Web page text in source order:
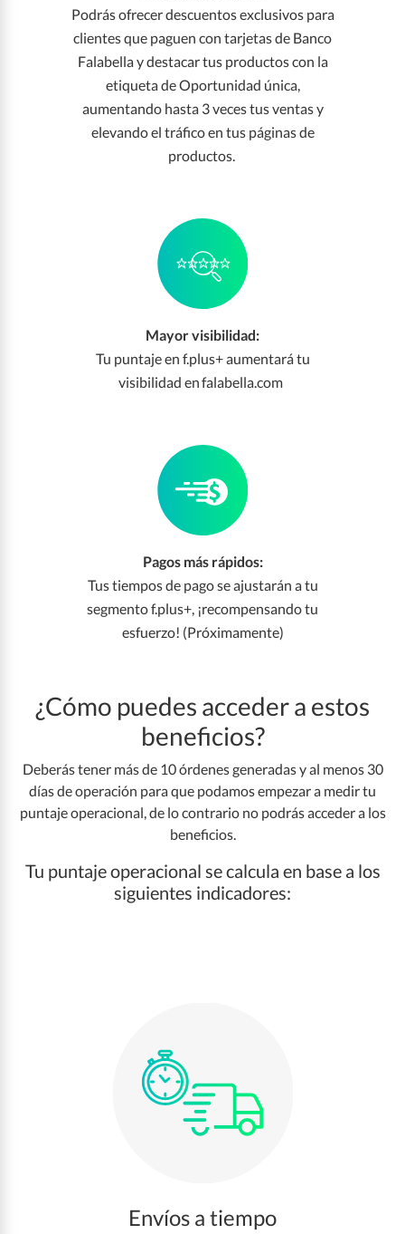
Podrás ofrecer descuentos exclusivos para
clientes que paguen con tarjetas de Banco
Falabella y destacar tus productos con la
etiqueta de Oportunidad única,
aumentando hasta 3 veces tus ventas y
elevando el tráfico en tus páginas de
productos.
Mayor visibilidad:
Tu puntaje en f.plus+ aumentará tu
visibilidad en falabella.com
Pagos más rápidos:
Tus tiempos de pago se ajustarán a tu
segmento f.plus+, ¡recompensando tu
esfuerzo! (Próximamente)
¿Cómo puedes acceder a estos
beneficios?
Deberás tener más de 10 órdenes generadas y al menos 30
días de operación para que podamos empezar a medir tu
puntaje operacional, de lo contrario no podrás acceder a los
beneficios.
Tu puntaje operacional se calcula en base a los
siguientes indicadores:
Envíos a tiempo